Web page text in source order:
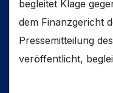
begleitet Klage
dem Finanzgericht
Pressemitteilung
veröffentlicht,